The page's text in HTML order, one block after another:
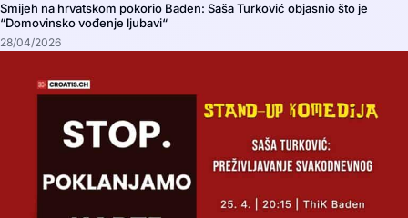
Smijeh na hrvatskom pokorio Baden: Saša Turković objasnio što je
“Domovinsko vođenje ljubavi“
28/04/2026